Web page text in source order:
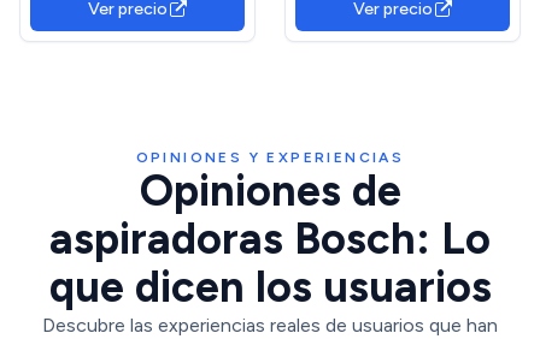
de depósito, en Caja)
Ver precio
parqué, radio de acción de
12 m, filtración, cambio de
Ver precio
OPINIONES Y EXPERIENCIAS
Opiniones de
aspiradoras Bosch: Lo
que dicen los usuarios
Descubre las experiencias reales de usuarios que han